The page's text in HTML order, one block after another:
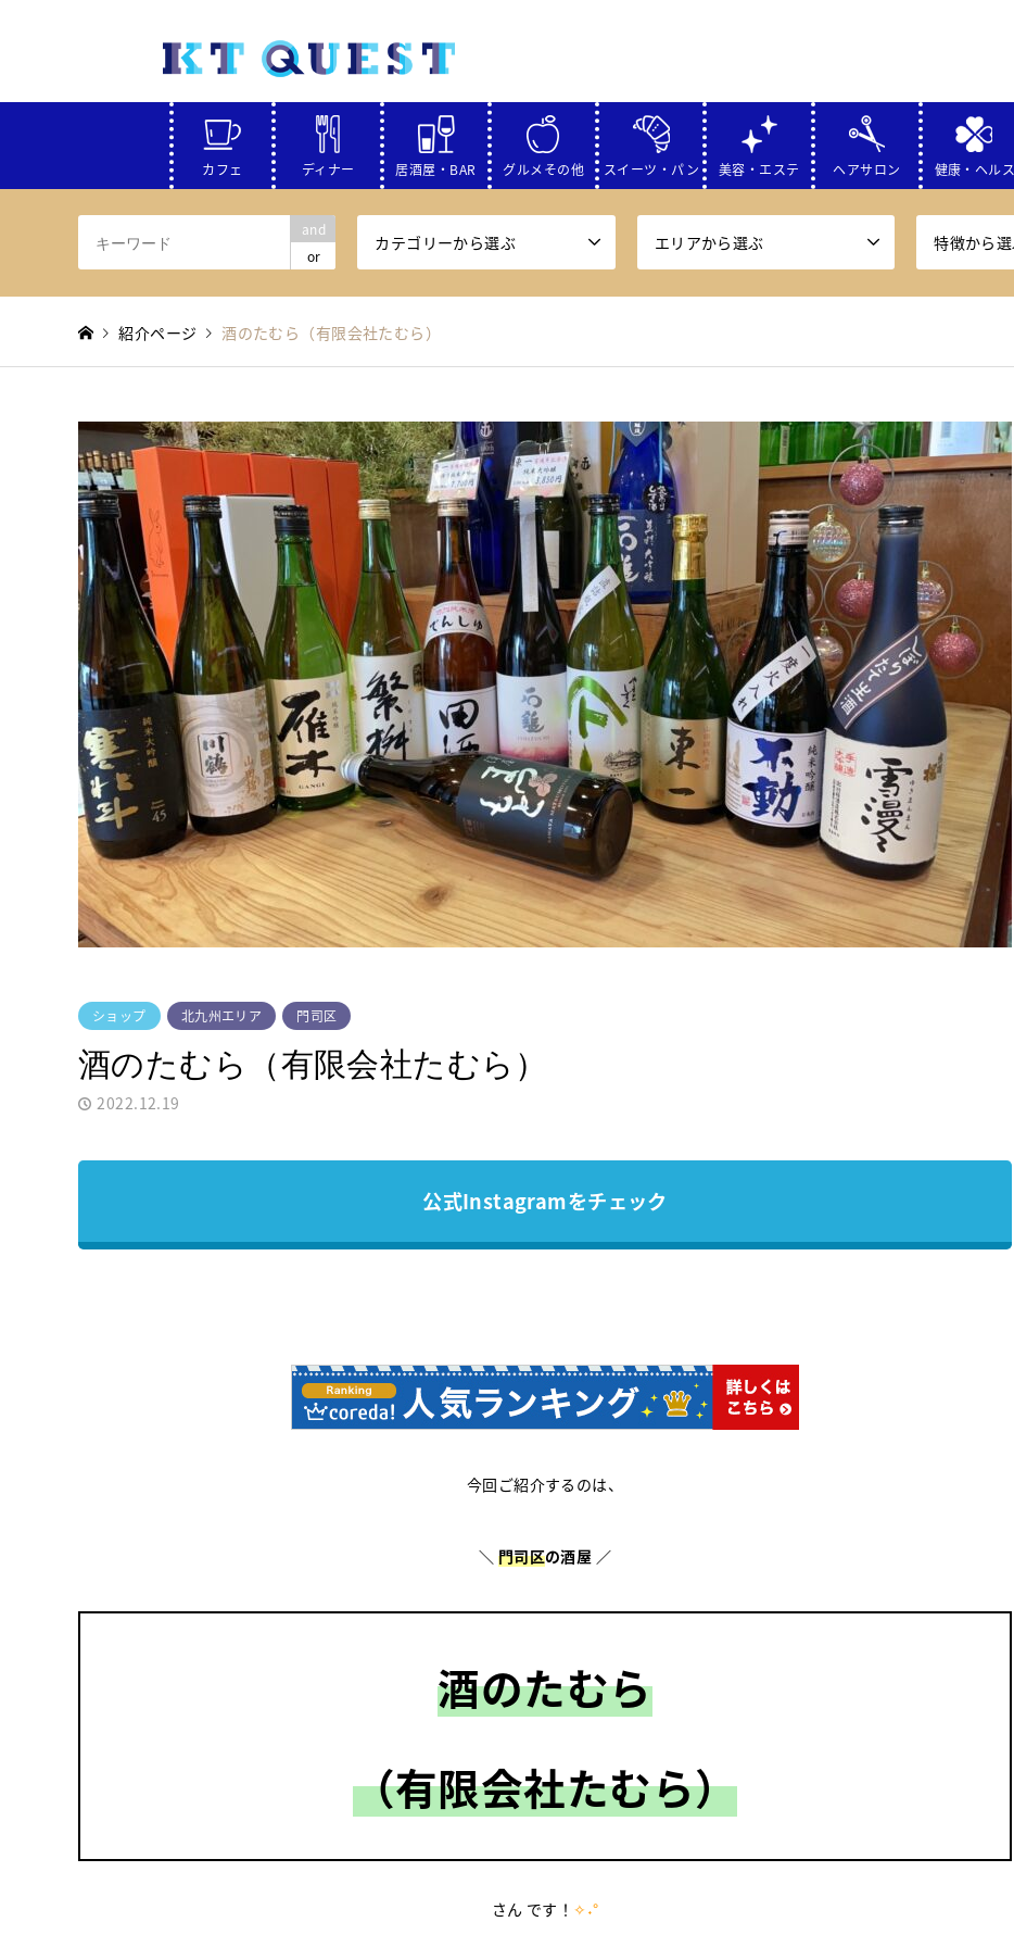
カフェ ディナー 居酒屋・BAR グルメその他 スイーツ・パン 美容・エステ ヘアサロン 健康・ヘルス
and
or
カテゴリーから選ぶ エリアから選ぶ 特徴から
紹介ページ 酒のたむら（有限会社たむら）
ショップ 北九州エリア 門司区
酒のたむら（有限会社たむら）
2022.12.19
公式Instagramをチェック
今回ご紹介するのは、
＼ 門司区の酒屋 ／
酒のたむら
（有限会社たむら）
さん です！ ✧˖°